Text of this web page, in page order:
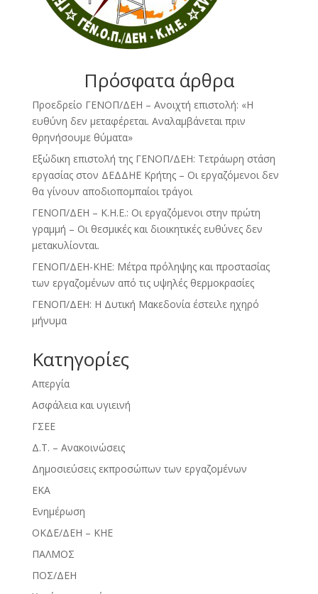
Πρόσφατα άρθρα
Προεδρείο ΓΕΝΟΠ/ΔΕΗ – Ανοιχτή επιστολή: «Η
ευθύνη δεν μεταφέρεται. Αναλαμβάνεται πριν
θρηνήσουμε θύματα»
Εξώδικη επιστολή της ΓΕΝΟΠ/ΔΕΗ: Τετράωρη στάση
εργασίας στον ΔΕΔΔΗΕ Κρήτης – Οι εργαζόμενοι δεν
θα γίνουν αποδιοπομπαίοι τράγοι
ΓΕΝΟΠ/ΔΕΗ – Κ.Η.Ε.: Οι εργαζόμενοι στην πρώτη
γραμμή – Οι θεσμικές και διοικητικές ευθύνες δεν
μετακυλίονται.
ΓΕΝΟΠ/ΔΕΗ-ΚΗΕ: Μέτρα πρόληψης και προστασίας
των εργαζομένων από τις υψηλές θερμοκρασίες
ΓΕΝΟΠ/ΔΕΗ: Η Δυτική Μακεδονία έστειλε ηχηρό
μήνυμα
Kατηγορίες
Απεργία
Ασφάλεια και υγιεινή
ΓΣΕΕ
Δ.Τ. – Ανακοινώσεις
Δημοσιεύσεις εκπροσώπων των εργαζομένων
ΕΚΑ
Ενημέρωση
ΟΚΔΕ/ΔΕΗ – ΚΗΕ
ΠΑΛΜΟΣ
ΠΟΣ/ΔΕΗ